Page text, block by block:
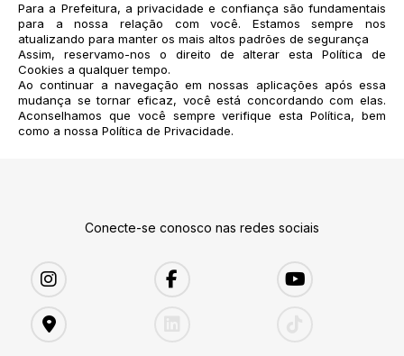
Para a Prefeitura, a privacidade e confiança são fundamentais
para a nossa relação com você. Estamos sempre nos
atualizando para manter os mais altos padrões de segurança
Assim, reservamo-nos o direito de alterar esta Política de
Cookies a qualquer tempo.
Ao continuar a navegação em nossas aplicações após essa
mudança se tornar eficaz, você está concordando com elas.
Aconselhamos que você sempre verifique esta Política, bem
como a nossa Política de Privacidade.
Conecte-se conosco nas redes sociais